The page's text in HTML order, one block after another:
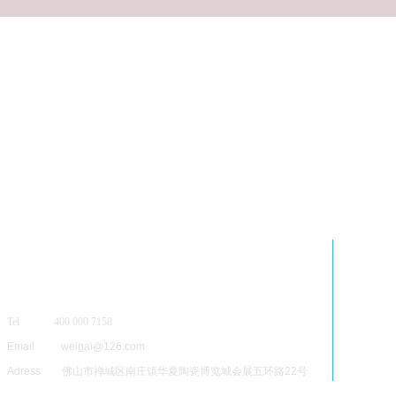
Tel 400 000 7158
Email weigai@126.com
Adress 佛山市禅城区南庄镇华夏陶瓷博览城会展五环路22号